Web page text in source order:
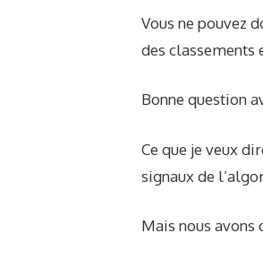
Vous ne pouvez
des classements
Bonne question
Ce que je veux
signaux de
Mais nous avons